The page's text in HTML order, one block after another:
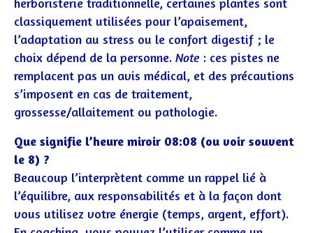
classiquement utilisées pour l’apaisement,
l’adaptation au stress ou le confort digestif ; le
choix dépend de la personne. Note : ces pistes ne
remplacent pas un avis médical, et des précautions
s’imposent en cas de traitement,
grossesse/allaitement ou pathologie.
Que signifie l’heure miroir 08:08 (ou voir souvent
le 8) ?
Beaucoup l’interprètent comme un rappel lié à
l’équilibre, aux responsabilités et à la façon dont
vous utilisez votre énergie (temps, argent, effort).